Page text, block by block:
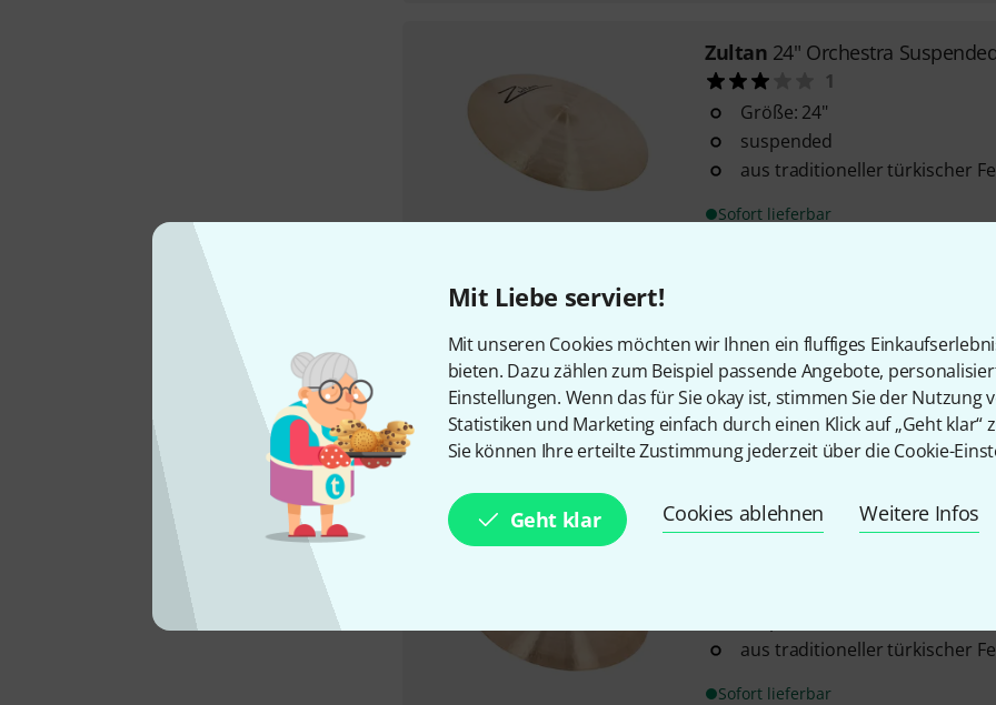
Mit Liebe serviert!
Mit unseren Cookies möchten wir Ihnen ein fluffiges
bieten. Dazu zählen zum Beispiel passende Angebote,
Einstellungen. Wenn das für Sie okay ist, stimmen Sie der Nutzung
Statistiken und Marketing einfach durch einen Klick auf „Geht klar“
Sie können Ihre erteilte Zustimmung jederzeit über die Cookie-
Geht klar Cookies ablehnen Weitere Infos
Zultan 24" Orchestra
1
Größe: 24"
suspended
aus traditioneller türkischer
Sofort lieferbar
Heritage Serie
suspended
Sofort lieferbar
Zultan22" Orchestra
aus traditioneller türkischer
Sofort lieferbar